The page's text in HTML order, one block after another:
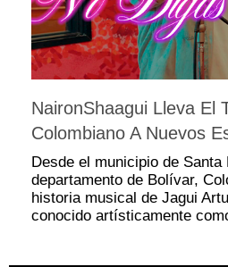
NaironShaagui Lleva El
Colombiano A Nuevos
Desde el municipio de Santa
departamento de Bolívar,
historia musical de Jagui
conocido artísticamente